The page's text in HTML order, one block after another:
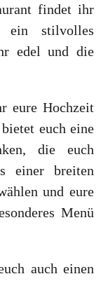
findet ihr
ein stilvolles
edel und die
eure Hochzeit
euch eine
die euch
einer breiten
und eure
Menü
auch einen